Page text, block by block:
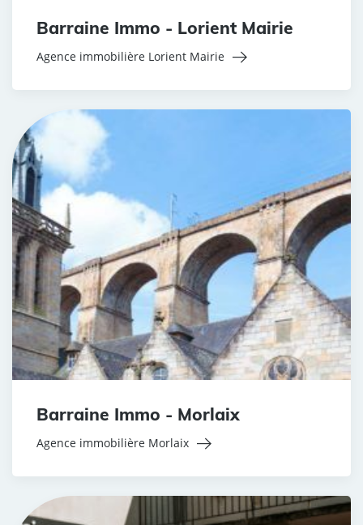
Barraine Immo - Lorient Mairie
Agence immobilière Lorient Mairie
Barraine Immo - Morlaix
Agence immobilière Morlaix